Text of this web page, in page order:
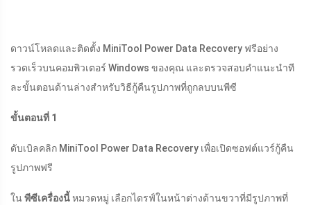
ดาวน์โหลดและติดตั้ง MiniTool Power Data Recovery ฟรีอย่าง
รวดเร็วบนคอมพิวเตอร์ Windows ของคุณ และตรวจสอบคำแนะนำที
ละขั้นตอนด้านล่างสำหรับวิธีกู้คืนรูปภาพที่ถูกลบบนพีซี
ขั้นตอนที่ 1
ดับเบิลคลิก MiniTool Power Data Recovery เพื่อเปิดซอฟต์แวร์กู้คืน
รูปภาพฟรี
ใน พีซีเครื่องนี้หมวดหมู่ เลือกไดรฟ์ในหน้าต่างด้านขวาที่มีรูปภาพที่